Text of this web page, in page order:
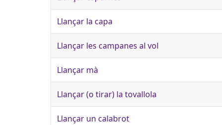
Llançar la capa
Llançar les campanes al vol
Llançar mà
Llançar (o tirar) la tovallola
Llançar un calabrot